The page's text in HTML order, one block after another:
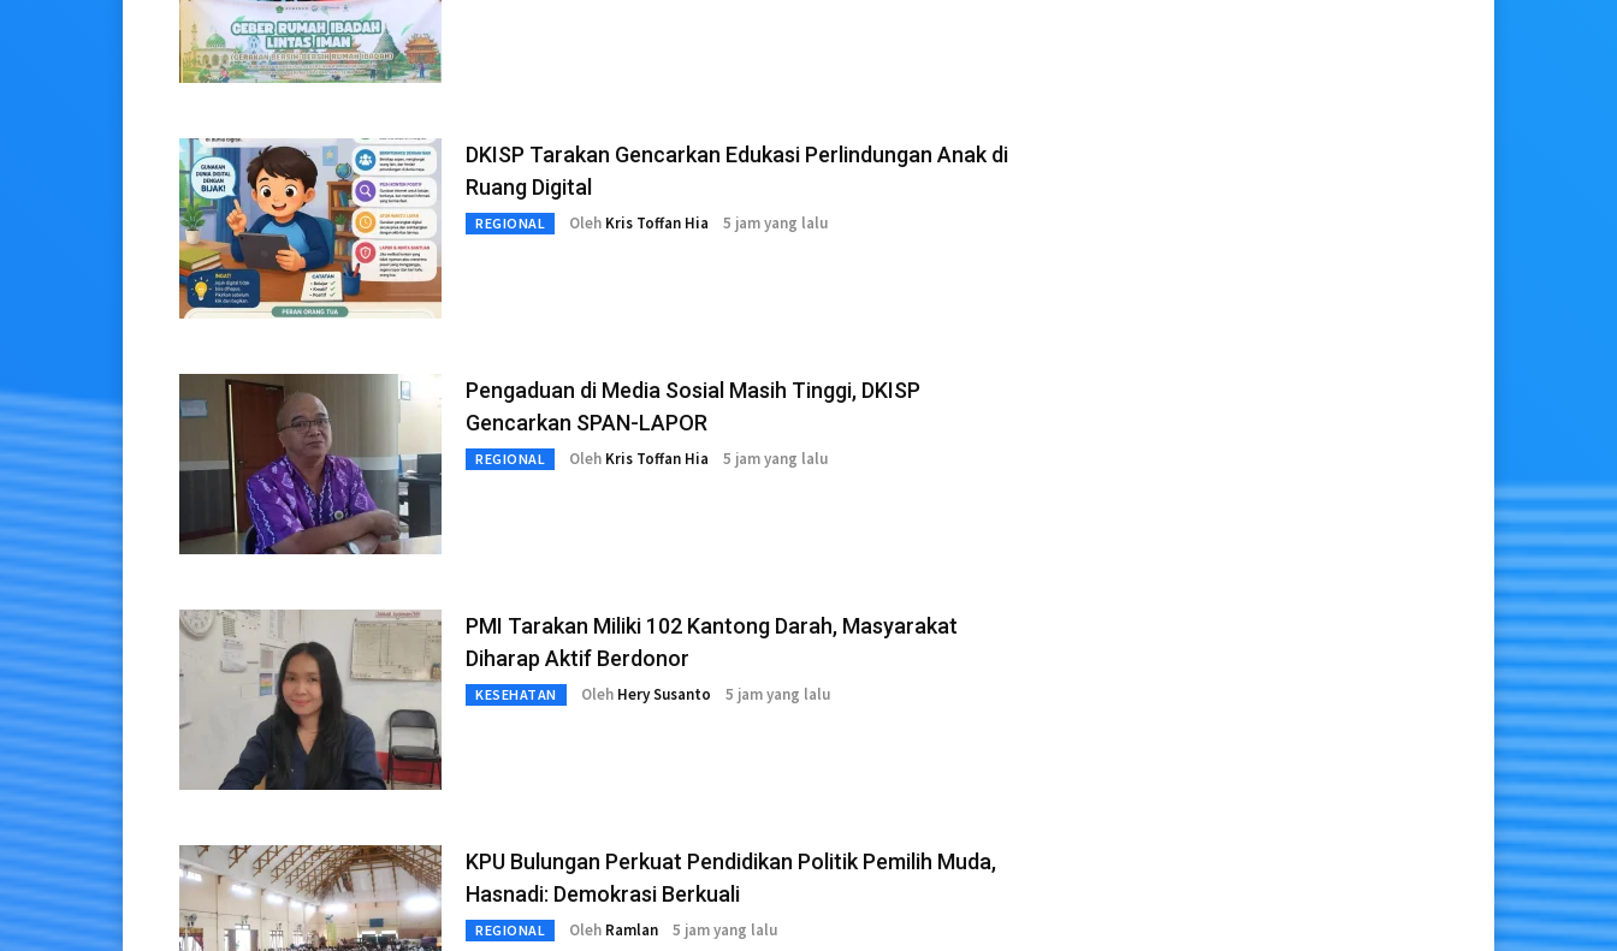
DKISP Tarakan Gencarkan Edukasi Perlindungan Anak di
Ruang Digital
REGIONAL Oleh Kris Toffan Hia 5 jam yang lalu
Pengaduan di Media Sosial Masih Tinggi, DKISP
Gencarkan SPAN-LAPOR
REGIONAL Oleh Kris Toffan Hia 5 jam yang lalu
PMI Tarakan Miliki 102 Kantong Darah, Masyarakat
Diharap Aktif Berdonor
KESEHATAN Oleh Hery Susanto 5 jam yang lalu
KPU Bulungan Perkuat Pendidikan Politik Pemilih Muda,
Hasnadi: Demokrasi Berkuali
REGIONAL Oleh Ramlan 5 jam yang lalu